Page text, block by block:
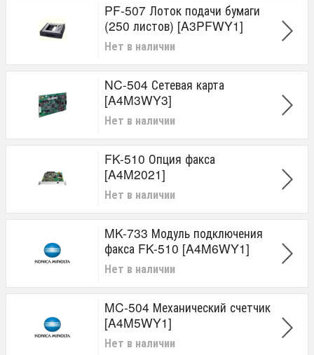
PF-507 Лоток подачи бумаги
(250 листов) [A3PFWY1]
Нет в наличии
NC-504 Сетевая карта
[A4M3WY3]
Нет в наличии
FK-510 Опция факса
[A4M2021]
Нет в наличии
MK-733 Модуль подключения
факса FK-510 [A4M6WY1]
Нет в наличии
MC-504 Механический счетчик
[A4M5WY1]
Нет в наличии